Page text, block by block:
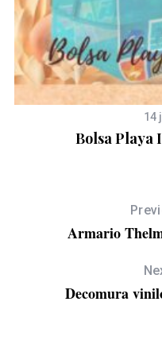
14
Bolsa Playa
Armario
Decomura
S
e
a
r